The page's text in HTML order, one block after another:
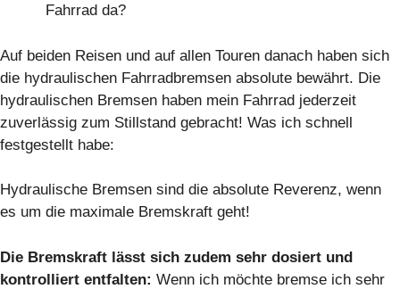
Fahrrad da?
Auf beiden Reisen und auf allen Touren danach haben sich
die hydraulischen Fahrradbremsen absolute bewährt. Die
hydraulischen Bremsen haben mein Fahrrad jederzeit
zuverlässig zum Stillstand gebracht! Was ich schnell
festgestellt habe:
Hydraulische Bremsen sind die absolute Reverenz, wenn
es um die maximale Bremskraft geht!
Die Bremskraft lässt sich zudem sehr dosiert und
kontrolliert entfalten: Wenn ich möchte bremse ich sehr